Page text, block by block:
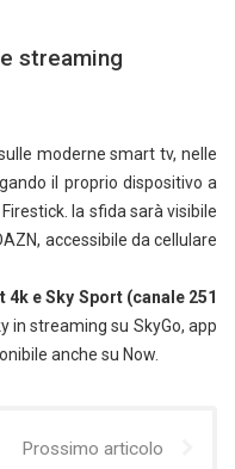
streaming
moderne smart tv, nelle
il proprio dispositivo a
la sfida sarà visibile
accessibile da cellulare
e Sky Sport (canale 251
in streaming su SkyGo, app
anche su Now.
Prossimo articolo